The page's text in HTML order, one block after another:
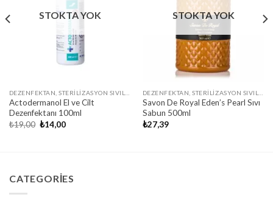
STOKTA YOK
Actodermanol El ve Cilt
Dezenfektanı 100ml
₺19,00 Orijinal
fiyat:
₺14,00Şu
STOKTA YOK
Savon De Royal Eden’s Pearl Sıvı
Sabun 500ml
₺27,39
CATEGORIES